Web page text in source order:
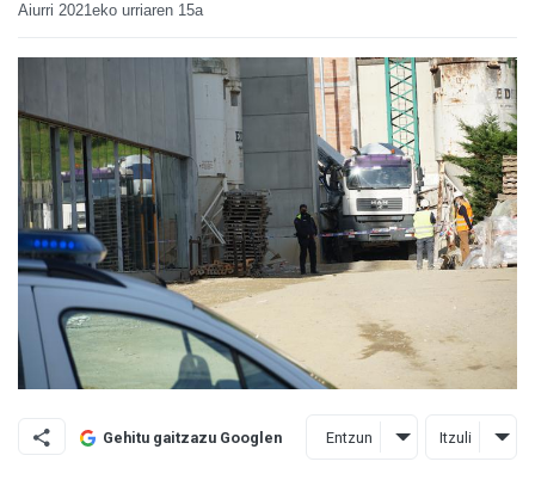
Aiurri 2021eko urriaren 15a
Gehitu gaitzazu Googlen Entzun Itzuli